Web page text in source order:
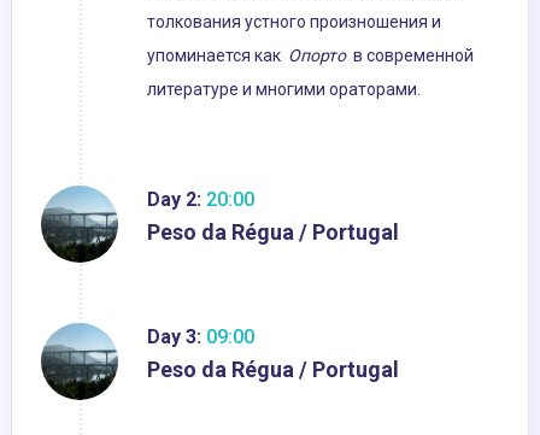
толкования устного произношения и
упоминается как Опортов современной
литературе и многими ораторами.
Day 2: 20:00
Peso da Régua / Portugal
Day 3: 09:00
Peso da Régua / Portugal